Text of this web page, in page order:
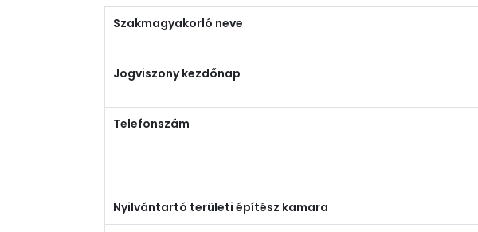
Szakmagyakorló neve
Jogviszony kezdőnap
Telefonszám
Nyilvántartó területi építész kamara